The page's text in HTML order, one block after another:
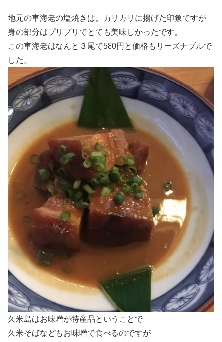
地元の車海老の塩焼きは。カリカリに揚げた印象ですが
身の部分はプリプリでとても美味しかったです。
この車海老はなんと３尾で580円と価格もリーズナブルで
した。
久米島はお味噌が特産品ということで
久米そばなどもお味噌で食べるのですが